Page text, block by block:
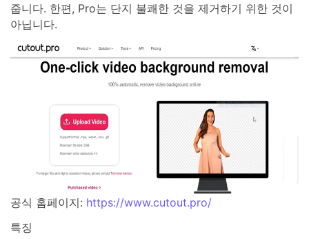
줍니다. 한편, Pro는 단지 불쾌한 것을 제거하기 위한 것이
아닙니다.
공식 홈페이지: https://www.cutout.pro/
특징